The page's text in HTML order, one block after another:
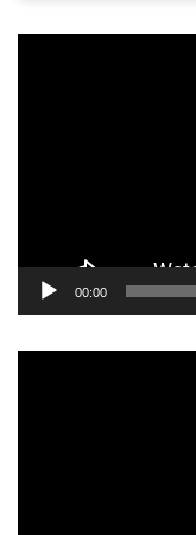
00:00